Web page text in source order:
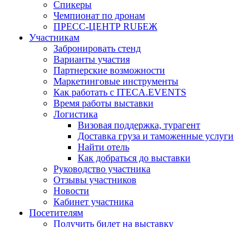
Спикеры
Чемпионат по дронам
ПРЕСС-ЦЕНТР RUБЕЖ
Участникам
Забронировать стенд
Варианты участия
Партнерские возможности
Маркетинговые инструменты
Как работать с ITECA.EVENTS
Время работы выставки
Логистика
Визовая поддержка, турагент
Доставка груза и таможенные услуги
Найти отель
Как добраться до выставки
Руководство участника
Отзывы участников
Новости
Кабинет участника
Посетителям
Получить билет на выставку